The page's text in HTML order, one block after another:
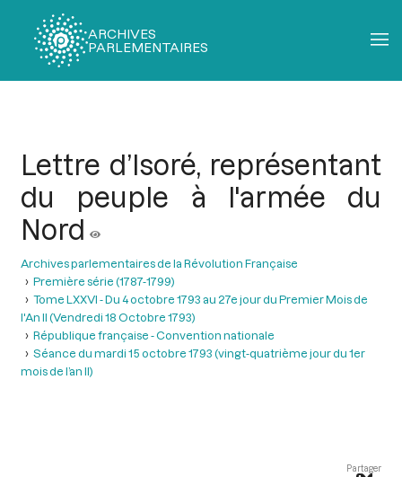
ARCHIVES
PARLEMENTAIRES
Lettre d’Isoré, représentant
du peuple à l'armée du
Nord
Archives parlementaires de la Révolution Française
Première série (1787-1799)
Tome LXXVI - Du 4 octobre 1793 au 27e jour du Premier Mois de
l'An II (Vendredi 18 Octobre 1793)
République française - Convention nationale
Séance du mardi 15 octobre 1793 (vingt-quatrième jour du 1er
mois de l’an II)
Partager